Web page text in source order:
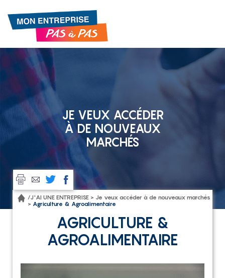
JE VEUX ACCÉDER
À DE NOUVEAUX
MARCHÉS
/J'AI UNE ENTREPRISE > Je veux accéder à de nouveaux marchés
> Agriculture & Agroalimentaire
AGRICULTURE &
AGROALIMENTAIRE